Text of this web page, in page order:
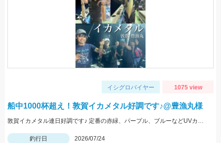
イシグロバイヤー 1075 view
船中1000杯超え！敦賀イカメタル好調です♪@豊漁丸様
敦賀イカメタル連日好調です♪ 定番の赤緑、パープル、ブルーなどUVカラーが特に好反応でした！
釣行日
2026/07/24